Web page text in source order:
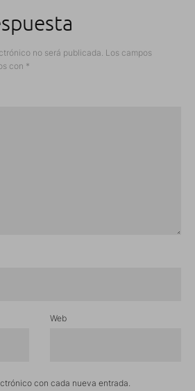
no será publicada. Los campos
con *
Web
con cada nueva entrada.